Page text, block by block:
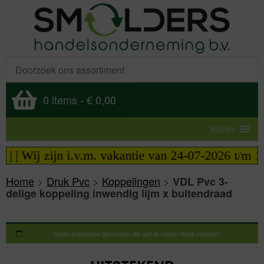
0 items - € 0,00
MENU
Wij zijn i.v.m. vakantie van 24-07-2026 t/m
Home > Druk Pvc > Koppelingen > VDL Pvc 3-
delige koppeling inwendig lijm x buitendraad
Geen producten gevonden die aan je zoekcriteria voldoen.